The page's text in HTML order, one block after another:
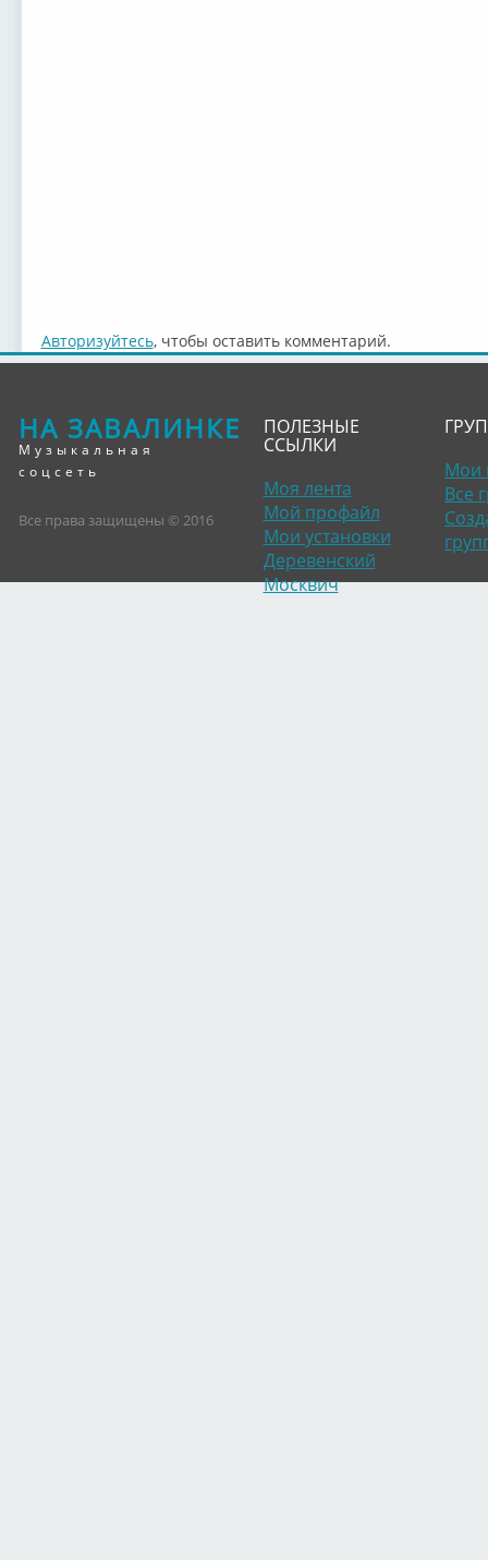
Авторизуйтесь, чтобы оставить комментарий.
НА ЗАВАЛИНКЕ
Музыкальная
соцсеть
Все права защищены © 2016
ПОЛЕЗНЫЕ
ССЫЛКИ
Моя лента
Мой профайл
Мои установки
Деревенский
Москвич
Мои
Все